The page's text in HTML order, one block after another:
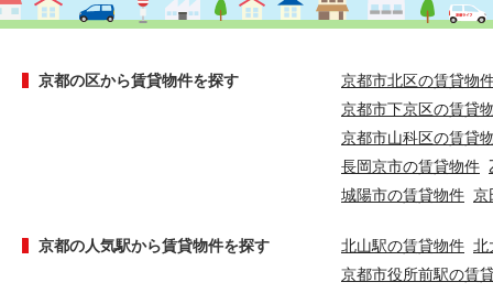
京都の区から賃貸物件を探す
京都市北区の賃貸物
京都市下京区の賃貸
京都市山科区の賃貸
長岡京市の賃貸物件
城陽市の賃貸物件 京
京都の人気駅から賃貸物件を探す 北山駅の賃貸物件 北
京都市役所前駅の賃